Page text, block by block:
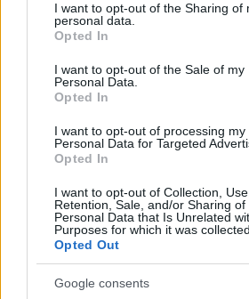
not limited to your visit or usage
grant or deny consent to Google and
use your data for below specified
consent section.
I want to opt-out of the Sharing of
personal data.
Opted In
I want to opt-out of the Sale of my
Personal Data.
Opted In
I want to opt-out of processing my
Personal Data for Targeted
Opted In
I want to opt-out of Collection, Use,
Retention, Sale, and/or Sharing of
Personal Data that Is Unrelated
Purposes for which it was collected.
Opted Out
Google consents